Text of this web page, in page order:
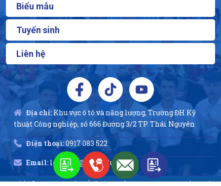
Biểu mẫu
Tuyển sinh
Liên hệ
Địa chỉ: Khu vực ô tô và năng lượng, Trường ĐH Kỹ
thuật Công nghiệp, số 666 Đường 3/2 TP. Thái Nguyên
Điện thoại:0917 083 522
Email: lequynh@tnut.edu.vn
Copyright © 2014 - 2026 Khoa Ô tô và Năng lượng - Trường ĐH Kỹ thuật Công